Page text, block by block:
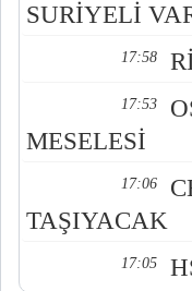
SURİYELİ
17:58
17:53
MESELESİ
17:06
TAŞIYACAK
17:05